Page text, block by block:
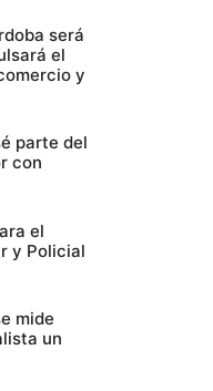
será
el
y
parte del
con
el
y Policial
mide
un